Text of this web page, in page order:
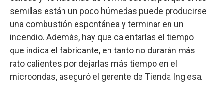
semillas están un poco húmedas puede producirse
una combustión espontánea y terminar en un
incendio. Además, hay que calentarlas el tiempo
que indica el fabricante, en tanto no durarán más
rato calientes por dejarlas más tiempo en el
microondas, aseguró el gerente de Tienda Inglesa.